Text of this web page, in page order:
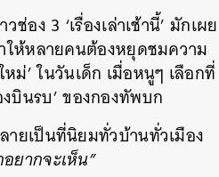
อง 3 ‘เรื่องเล่าเช้านี้’ มักเผย
ห้หลายคนต้องหยุดชมความ
ม่’ ในวันเด็ก เมื่อหนูๆ เลือกที่
บินรบ’ ของกองทัพบก
ลายเป็นที่นิยมทั่วบ้านทั่วเมือง
ยากจะเห็น”